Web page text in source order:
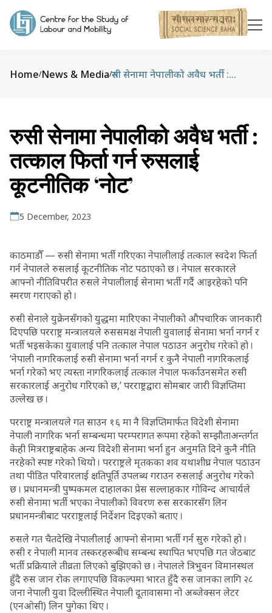
Home/News & Media/ रुसी सेनामा नेपालीको अवैध भर्ती : तत्काल फिर्ता गर्न रुसलाई कूटनीतिक ‘नोट’
रुसी सेनामा नेपालीको अवैध भर्ती :
तत्काल फिर्ता गर्न रुसलाई
कूटनीतिक ‘नोट’
5 December, 2023
काठमाडौँ — रुसी सेनामा भर्ती गरिएका नेपालीलाई तत्काल स्वदेश फिर्ता
गर्न नेपालले रुसलाई कूटनीतिक नोट पठाएको छ । नेपाल सरकारले
आफ्नो नीतिविपरीत रुसले नेपालीलाई सेनामा भर्ती गर्दै आइरहेको पनि
स्मरण गराएको हो ।
रुसी सेनाले युक्रेनसँगको युद्धमा मारिएका नेपालीको औपचारिक जानकारी
दिएपछि परराष्ट्र मन्त्रालयले रुससमक्ष नेपाली युवालाई सेनामा भर्ना नगर्न र
भर्ती भइसकेका युवालाई पनि तत्काल नेपाल पठाउन अनुरोध गरेको हो ।
‘नेपाली नागरिकलाई रुसी सेनामा भर्ना नगर्न र कुनै नेपाली नागरिकलाई
भर्ना गरेको भए त्यस्ता नागरिकलाई तत्काल नेपाल फर्काउनसमेत रुसी
सरकारलाई अनुरोध गरिएको छ,’ परराष्ट्रद्वारा सोमबार जारी विज्ञप्तिमा
उल्लेख छ ।
परराष्ट्र मन्त्रालयले गत साउन १६ मा नै विज्ञप्तिमार्फत विदेशी सेनामा
नेपाली नागरिक भर्ना सम्बन्धमा परम्परागत रूपमा रहेको सम्झौताअन्तर्गत
केही मित्रराष्ट्रबाहेक अन्य विदेशी सेनामा भर्ना हुन अनुमति दिने कुनै नीति
नरहेको स्पष्ट गरेको थियो । परराष्ट्रले मृतकका शव यथाशीघ्र नेपाल पठाउन
तथा पीडित परिवारलाई क्षतिपूर्ति उपलब्ध गराउन रुसलाई अनुरोध गरेको
छ । प्रधानमन्त्री पुष्पकमल दाहालका प्रेस सल्लाहकार गोविन्द आचार्यले
रुसी सेनामा भर्ती भएका नेपालीको विवरण रुस सरकारसँग लिन
प्रधानमन्त्रीबाट परराष्ट्रलाई निर्देशन दिइएको बताए ।
रुसले गत चैतदेखि नेपालीलाई आफ्नो सेनामा भर्ती गर्न सुरु गरेको हो ।
रुसी र नेपाली मानव तस्करहरूबीच सम्बन्ध स्थापित भएपछि गत जेठबाट
भर्ती प्रक्रियाले तीव्रता लिएको बुझिएको छ । नेपालले त्रिभुवन विमानस्थल
हुँदै रुस जान रोक लगाएपछि विकल्पमा भारत हुँदै रुस जानका लागि २८
जना नेपाली युवा दिल्लीस्थित नेपाली दूतावासमा नो अब्जेक्सन लेटर
(एनओसी) लिन पुगेका थिए ।